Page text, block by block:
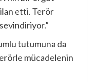
etti. Terör
tutumuna da
mücadelenin